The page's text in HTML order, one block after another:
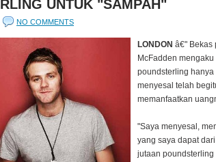
UNTUK "SAMPAH"
NO COMMENTS
LONDON â€" Bekas
McFadden
poundsterling
menyesal telah
memanfaatkan
"Saya menyesal,
yang saya dapat
jutaan